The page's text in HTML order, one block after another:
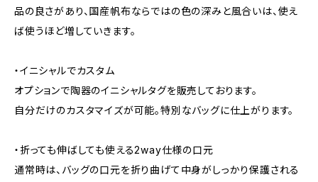
品の良さがあり、国産帆布ならではの色の深みと風合いは、使え
ば使うほど増していきます。
・イニシャルでカスタム
オプションで陶器のイニシャルタグを販売しております。
自分だけのカスタマイズが可能。特別なバッグに仕上がります。
・折っても伸ばしても使える2way仕様の口元
通常時は、バッグの口元を折り曲げて中身がしっかり保護される